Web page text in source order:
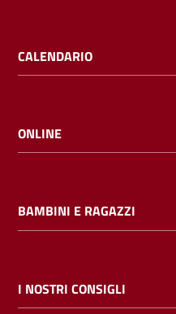
i
b
Contatti
CALENDARIO
ONLINE
BAMBINI E RAGAZZI
I NOSTRI CONSIGLI